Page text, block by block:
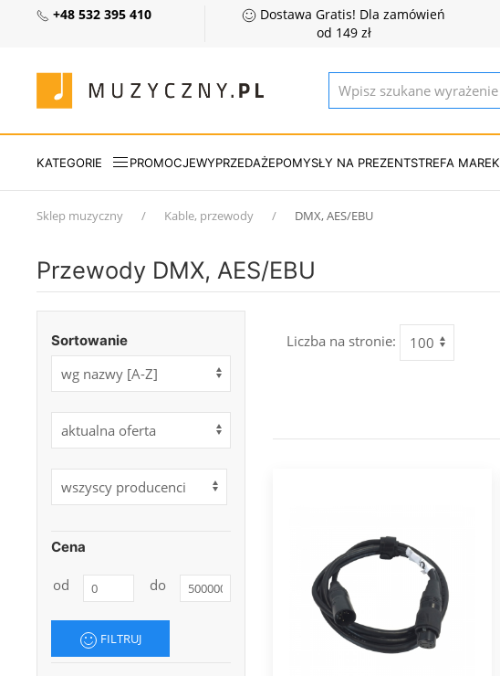
+48 532 395 410
Dostawa Gratis! Dla zamówień
od 149 zł
KATEGORIE PROMOCJEWYPRZEDAŻEPOMYSŁY NA PREZENTSTREFA MAREK
Sklep muzyczny Kable, przewody DMX, AES/EBU
Przewody DMX, AES/EBU
Sortowanie
Cena
od do
FILTRUJ
Liczba na stronie: